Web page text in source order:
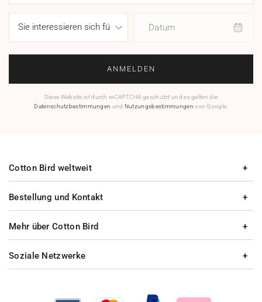
Datum
ANMELDEN
Diese Website ist durch reCAPTCHA geschützt und es gelten die
Datenschutzbestimmungen und Nutzungsbestimmungen von Google.
Bestellung und Kontakt
Mehr über Cotton Bird
Cotton Bird weltweit
Soziale Netzwerke